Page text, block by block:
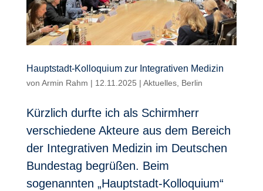
Hauptstadt-Kolloquium zur Integrativen Medizin
von Armin Rahm | 12.11.2025 | Aktuelles, Berlin
Kürzlich durfte ich als Schirmherr
verschiedene Akteure aus dem Bereich
der Integrativen Medizin im Deutschen
Bundestag begrüßen. Beim
sogenannten „Hauptstadt-Kolloquium“